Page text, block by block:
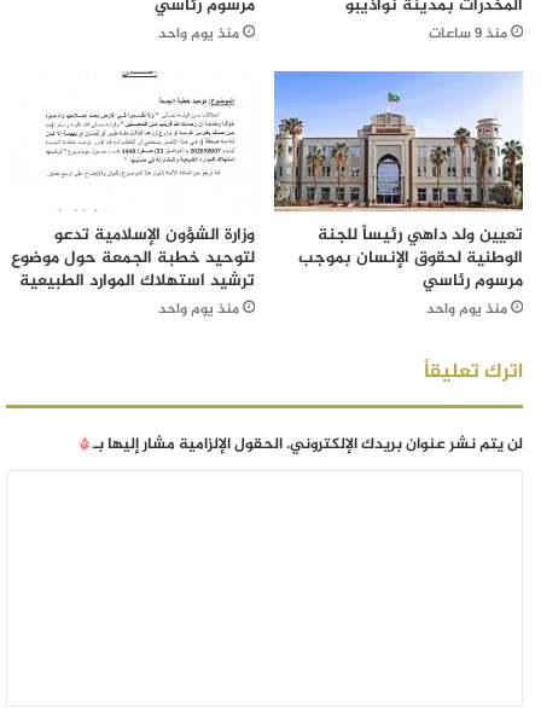
منذ 9 ساعات منذ يوم واحد
تعيين ولد داهي رئيساً للجنة
الوطنية لحقوق الإنسان بموجب
مرسوم رئاسي
منذ يوم واحد
وزارة الشؤون الإسلامية تدعو
لتوحيد خطبة الجمعة حول موضوع
ترشيد استهلاك الموارد الطبيعية
منذ يوم واحد
اترك تعليقاً
لن يتم نشر عنوان بريدك الإلكتروني.الحقول الإلزامية مشار إليها بـ*